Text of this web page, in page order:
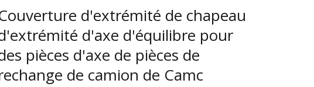
d'extrémité de chapeau
d'axe d'équilibre pour
pièces d'axe de pièces de
de camion de Camc